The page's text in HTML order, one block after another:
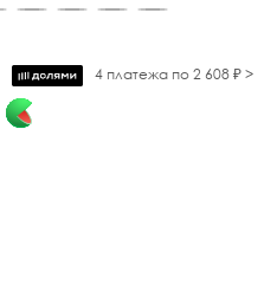
4 платежа по 2 608 ₽ >